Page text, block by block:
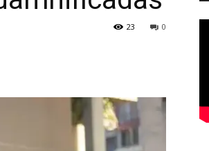
0
23